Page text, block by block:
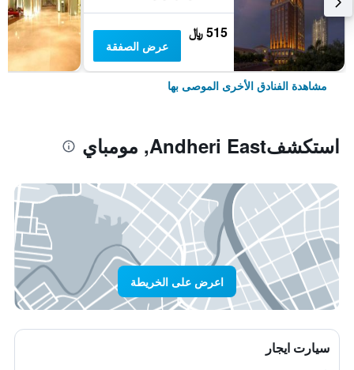
515 ﷼
عرض الصفقة
مشاهدة الفنادق الأخرى الموصى بها
استكشفAndheri East, مومباي
اعرض على الخريطة
سيارت ايجار